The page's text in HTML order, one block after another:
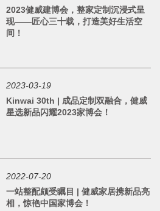
2023健威建博会，整家定制沉浸式呈
现——匠心三十载，打造美好生活空
间！
2023-03-19
Kinwai 30th | 成品定制双融合，健威
星选新品闪耀2023家博会！
2022-07-20
一站整配颇受瞩目 | 健威家居携新品亮
相，惊艳中国家博会！